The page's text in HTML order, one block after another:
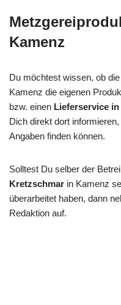
Kamenz
Du möchtest wissen, ob
Kamenz die eigenen
bzw. einen Lieferservice in
Dich direkt dort
Angaben finden können.
Solltest Du selber der
Kretzschmar in Kamenz
überarbeitet haben, dann
Redaktion auf.